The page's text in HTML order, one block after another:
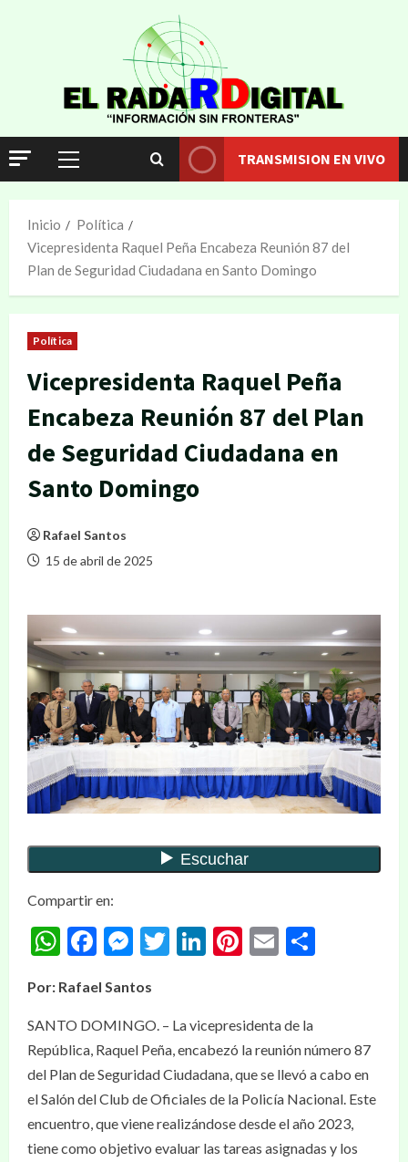
TRANSMISION EN VIVO
Inicio
Política
Vicepresidenta Raquel Peña Encabeza Reunión 87 del
Plan de Seguridad Ciudadana en Santo Domingo
Política
Vicepresidenta Raquel Peña
Encabeza Reunión 87 del Plan
de Seguridad Ciudadana en
Santo Domingo
Rafael Santos
15 de abril de 2025
Compartir en:
WhatsApp
Facebook
Messenger
Twitter
LinkedIn
Pinterest
Email
Por: Rafael Santos
SANTO DOMINGO. – La vicepresidenta de la
República, Raquel Peña, encabezó la reunión número 87
del Plan de Seguridad Ciudadana, que se llevó a cabo en
el Salón del Club de Oficiales de la Policía Nacional. Este
encuentro, que viene realizándose desde el año 2023,
tiene como objetivo evaluar las tareas asignadas y los